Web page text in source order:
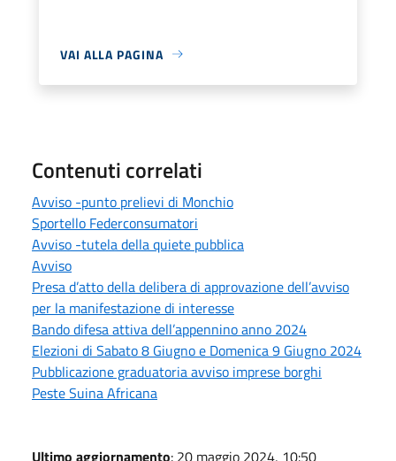
VAI ALLA PAGINA
Contenuti correlati
Avviso -punto prelievi di Monchio
Sportello Federconsumatori
Avviso -tutela della quiete pubblica
Avviso
Presa d’atto della delibera di approvazione dell’avviso
per la manifestazione di interesse
Bando difesa attiva dell’appennino anno 2024
Elezioni di Sabato 8 Giugno e Domenica 9 Giugno 2024
Pubblicazione graduatoria avviso imprese borghi
Peste Suina Africana
Ultimo aggiornamento: 20 maggio 2024, 10:50